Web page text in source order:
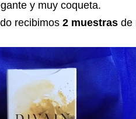
y muy coqueta.
recibimos 2 muestras de